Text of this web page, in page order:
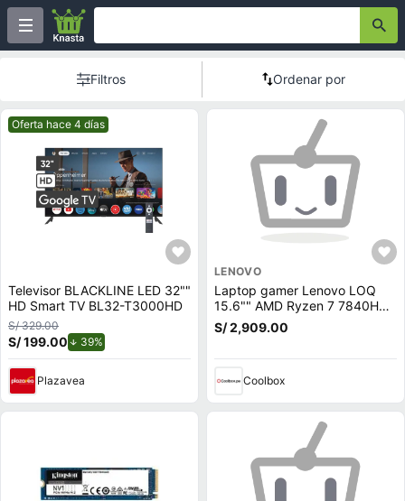
Filtros Ordenar por
Mejor precio.
Oferta hace 4 días
Televisor BLACKLINE LED 32""
HD Smart TV BL32-T3000HD
S/ 329.00
S/ 199.00 39%
Plazavea
LENOVO
Laptop gamer Lenovo LOQ
15.6"" AMD Ryzen 7 7840HS,
512GB SSD, 16GB RAM, RTX
4050 6GB, Win11 Home, gris
S/ 2,909.00
Coolbox